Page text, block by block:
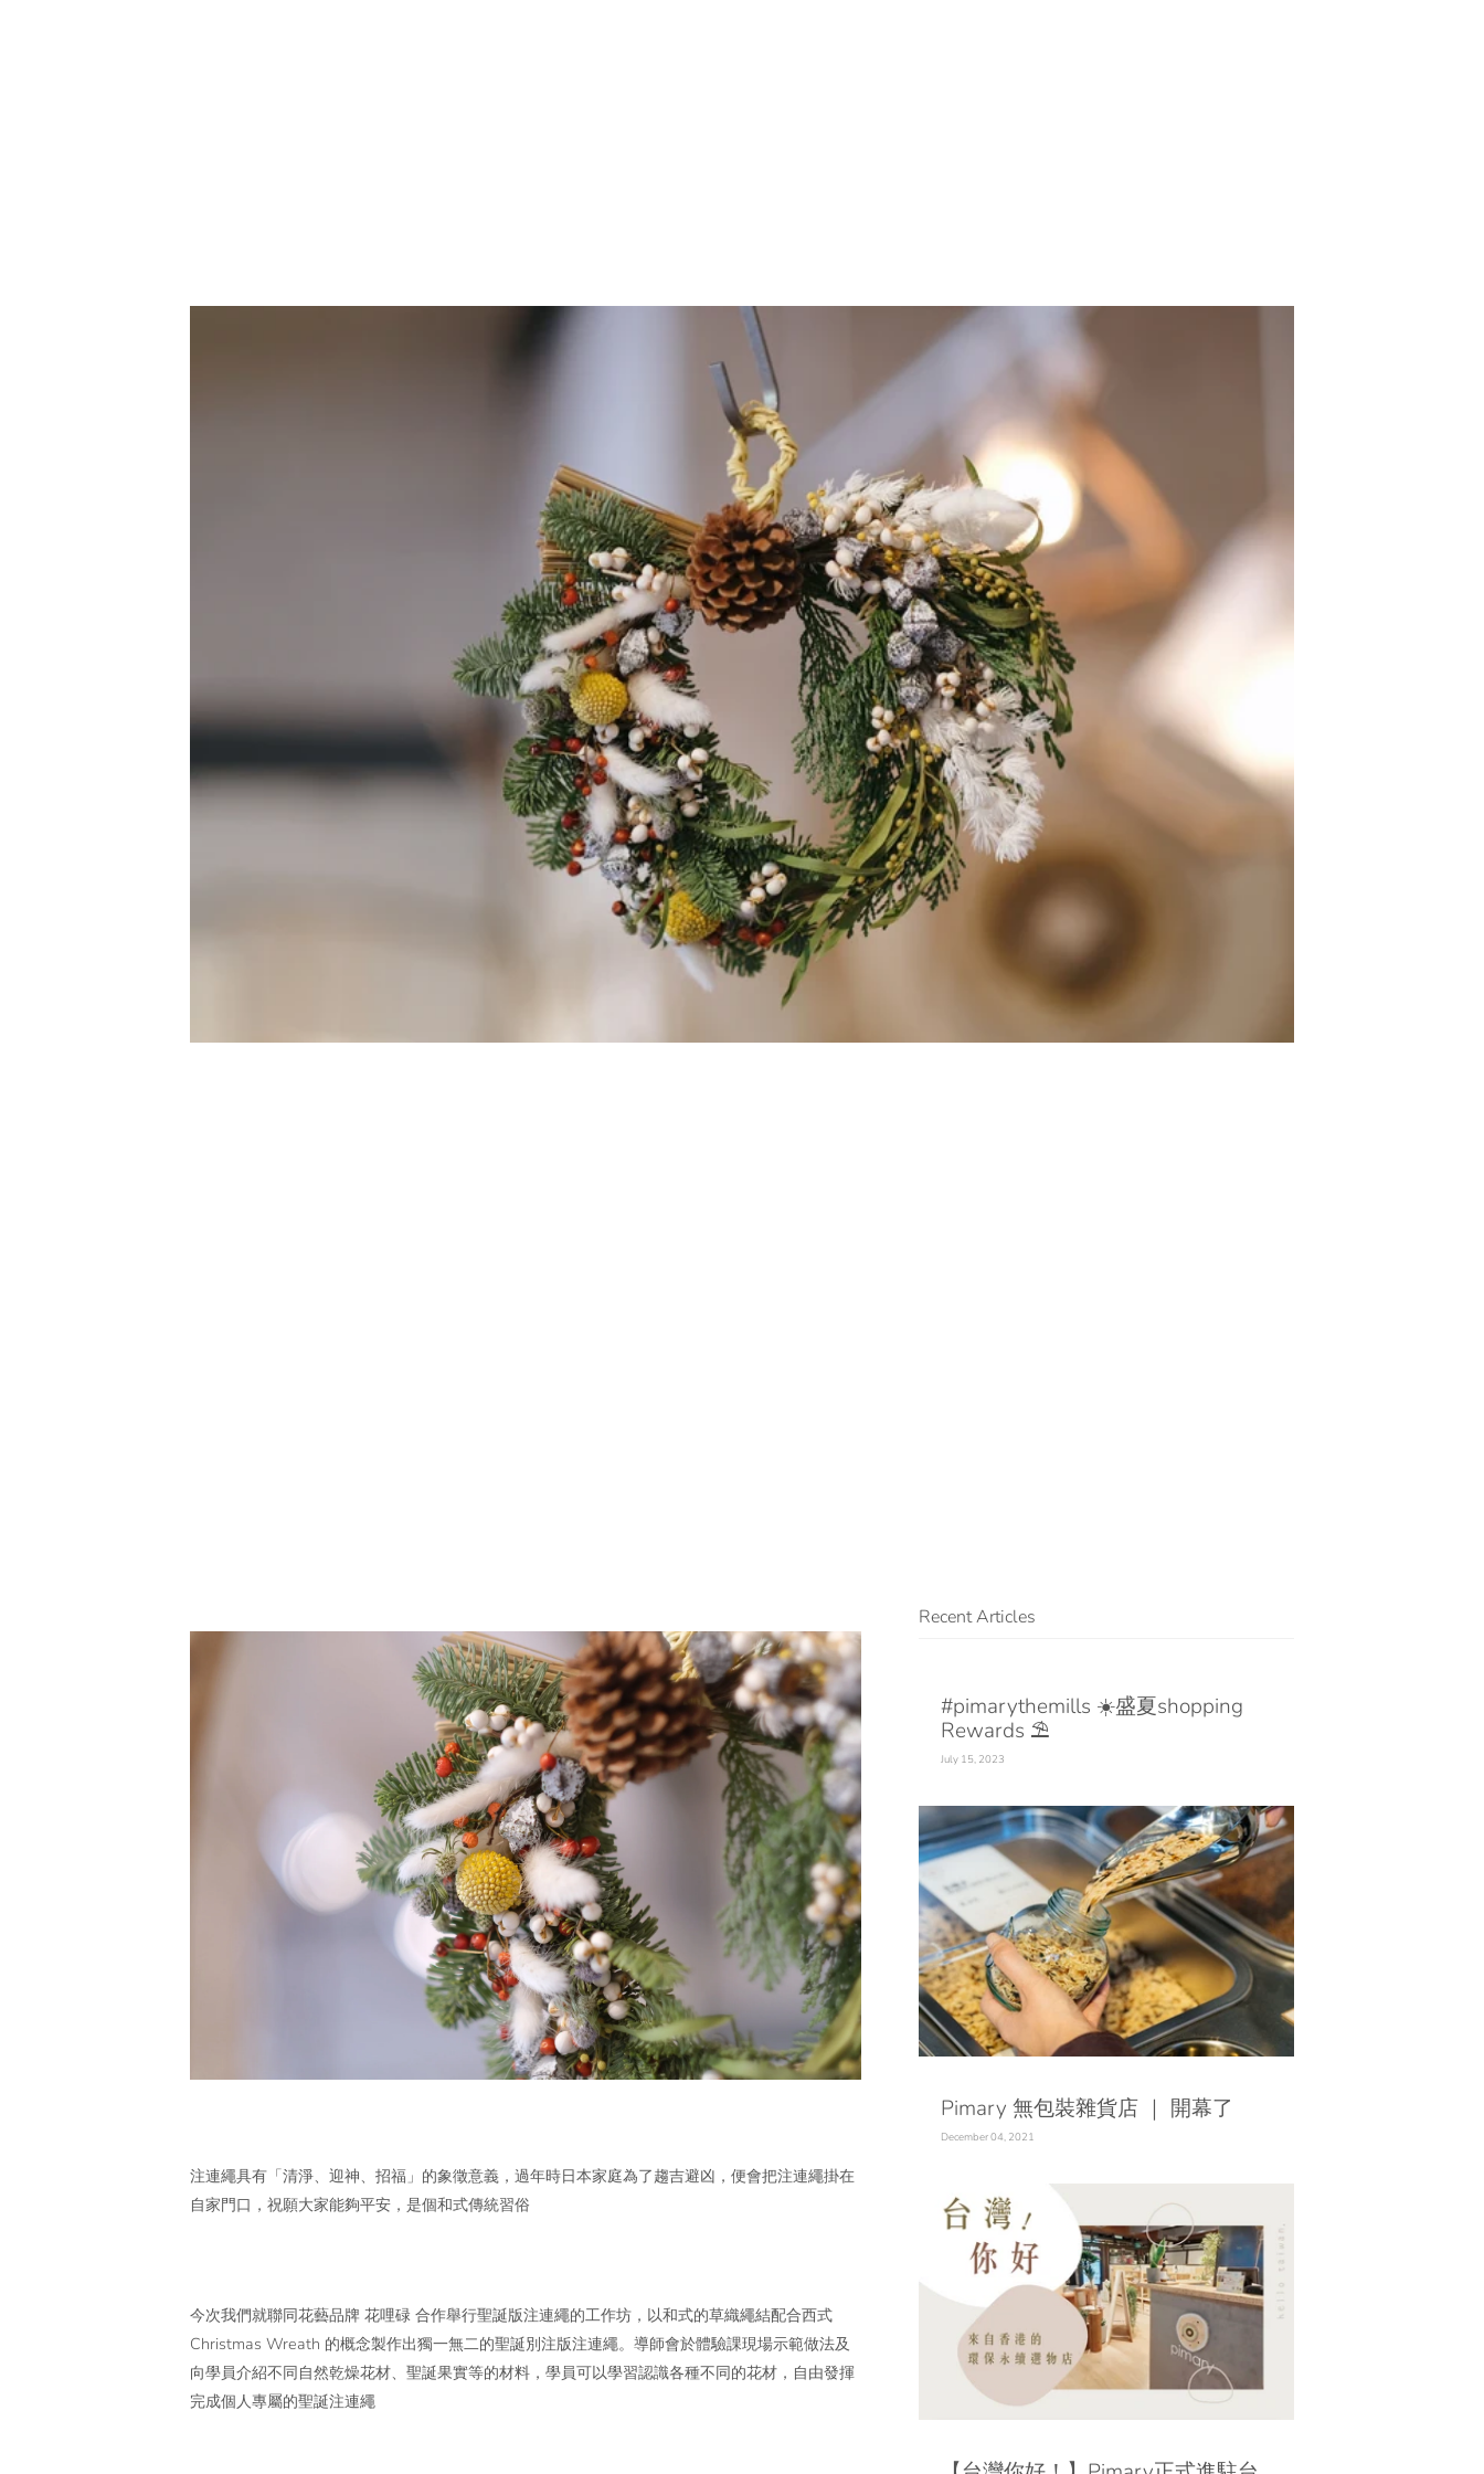
注連繩具有「清淨、迎神、招福」的象徵意義，過年時日本家庭為了趨吉避凶，便會把注連繩掛在
自家門口，祝願大家能夠平安，是個和式傳統習俗
今次我們就聯同花藝品牌 花哩碌 合作舉行聖誕版注連繩的工作坊，以和式的草織繩結配合西式
Christmas Wreath 的概念製作出獨一無二的聖誕別注版注連繩。導師會於體驗課現場示範做法及
向學員介紹不同自然乾燥花材、聖誕果實等的材料，學員可以學習認識各種不同的花材，自由發揮
完成個人專屬的聖誕注連繩
Recent Articles
#pimarythemills ☀️盛夏shopping
Rewards ⛱️
July 15, 2023
Pimary 無包裝雜貨店 ｜ 開幕了
December 04, 2021